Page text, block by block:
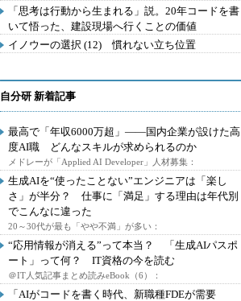
「思考は行動から生まれる」説。20年コードを書
いて悟った、建設現場へ行くことの価値
イノウーの選択 (12) 慣れない立ち位置
自分研 新着記事
最高で「年収6000万超」――国内企業が設けた高
度AI職 どんなスキルが求められるのか
メドレーが「Applied AI Developer」人材募集：
生成AIを“使ったことない”エンジニアは「楽し
さ」が半分？ 仕事に「満足」する理由は年代別
でこんなに違った
20～30代が最も「やや不満」が多い：
“応用情報が消える”って本当？ 「生成AIパスポ
ート」って何？ IT資格の今を読む
＠IT人気記事まとめ読みeBook（6）：
「AIがコードを書く時代、新職種FDEが需要